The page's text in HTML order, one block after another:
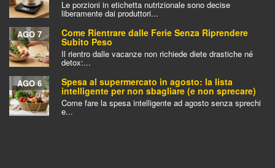
Le porzioni in etichetta nutrizionale sono decise
liberamente dai produttori...
Come Rientrare dalle Ferie Senza Riprendere
Subito Peso
AGO 7
Il rientro dalle vacanze non richiede diete drastiche né
detox:...
Spesa al supermercato in agosto: la lista
intelligente per non sbagliare (e non sprecare)
AGO 6
Come fare la spesa intelligente ad agosto senza sprechi
e...